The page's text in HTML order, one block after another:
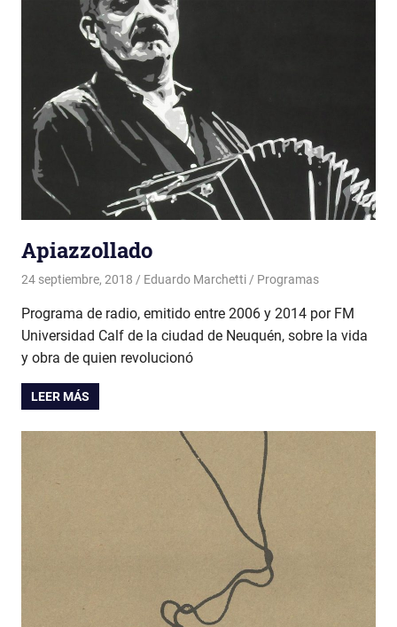
Apiazzollado
24 septiembre, 2018 Eduardo Marchetti Programas
Programa de radio, emitido entre 2006 y 2014 por FM
Universidad Calf de la ciudad de Neuquén, sobre la vida
y obra de quien revolucionó
LEER MÁS